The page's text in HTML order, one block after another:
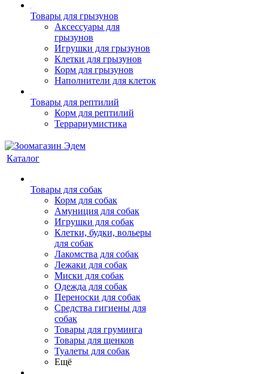
Товары для грызунов
Аксессуары для
грызунов
Игрушки для грызунов
Клетки для грызунов
Корм для грызунов
Наполнители для клеток
Товары для рептилий
Корм для рептилий
Террариумистика
Каталог
Товары для собак
Корм для собак
Амуниция для собак
Игрушки для собак
Клетки, будки, вольеры
для собак
Лакомства для собак
Лежаки для собак
Миски для собак
Одежда для собак
Переноски для собак
Средства гигиены для
собак
Товары для груминга
Товары для щенков
Туалеты для собак
Ещё